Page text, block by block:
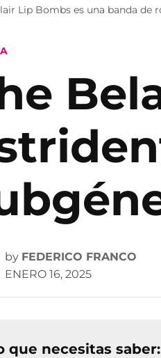
Lip Bombs es una banda de
by FEDERICO FRANCO
ENERO 16, 2025
que necesitas saber: